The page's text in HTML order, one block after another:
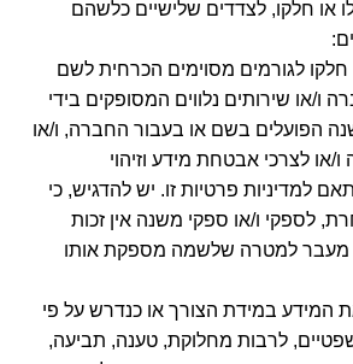
או חלקו, לצדדים שלישיים כלשהם
לגורמים מסוימים הכרחית לשם
ו/או שירותים נלווים המסופקים בידי
הפועלים בשם או בעבור החברה, ו/או
או לצרכי אבטחת מידע וזיהוי
למדיניות פרטיות זו. יש להדגיש, כי
לספקי ו/או ספקי משנה אין זכות
למטרה שלשמה מספקת אותו
במידת הצורך או כנדרש על פי
לרבות מחלוקת, טענה, תביעה,